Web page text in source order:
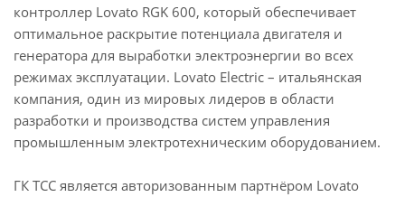
контроллер Lovato RGK 600, который обеспечивает
оптимальное раскрытие потенциала двигателя и
генератора для выработки электроэнергии во всех
режимах эксплуатации. Lovato Electric – итальянская
компания, один из мировых лидеров в области
разработки и производства систем управления
промышленным электротехническим оборудованием.
ГК ТСС является авторизованным партнёром Lovato